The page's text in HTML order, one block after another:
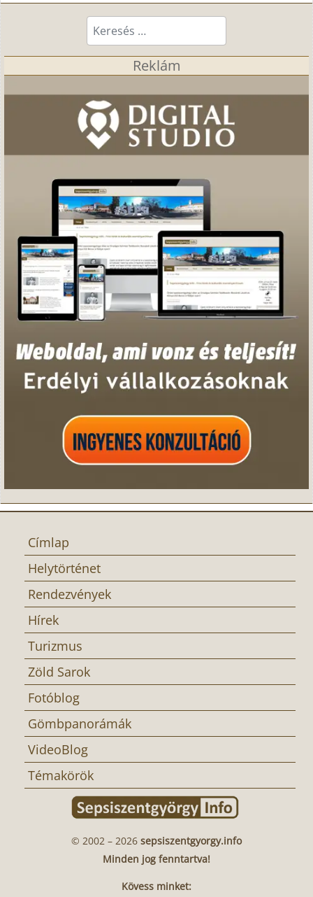
Keresés...
Reklám
Címlap
Helytörténet
Rendezvények
Hírek
Turizmus
Zöld Sarok
Fotóblog
Gömbpanorámák
VideoBlog
Témakörök
© 2002 – 2026 sepsiszentgyorgy.info
Minden jog fenntartva!
Kövess minket: